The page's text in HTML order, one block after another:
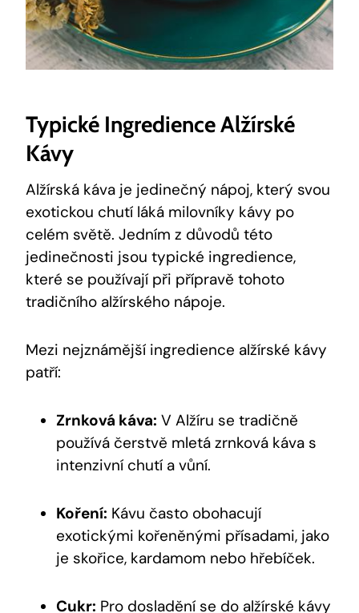
Typické Ingredience Alžírské
Kávy
Alžírská káva je jedinečný nápoj, který svou
exotickou chutí láká milovníky kávy po
celém světě. Jedním z důvodů této
jedinečnosti jsou typické ingredience,
které se používají při přípravě tohoto
tradičního alžírského nápoje.
Mezi nejznámější ingredience alžírské kávy
patří:
Zrnková káva: V Alžíru se tradičně
používá čerstvě mletá zrnková káva s
intenzivní chutí a vůní.
Koření: Kávu často obohacují
exotickými kořeněnými přísadami, jako
je skořice, kardamom nebo hřebíček.
Cukr: Pro dosladění se do alžírské kávy